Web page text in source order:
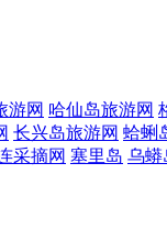
游网 哈仙岛旅游网
长兴岛旅游网 蛤蜊
采摘网 塞里岛 乌蟒